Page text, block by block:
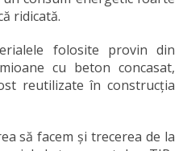
ridicată.
folosite provin din
cu beton concasat,
reutilizate în construcția
să facem și trecerea de la